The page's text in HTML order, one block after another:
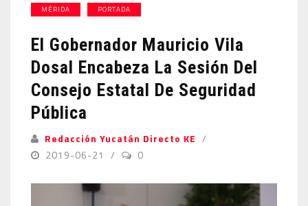
MÉRIDA PORTADA
El Gobernador Mauricio Vila
Dosal Encabeza La Sesión Del
Consejo Estatal De Seguridad
Pública
Redacción Yucatán Directo KE
2019-06-21
0